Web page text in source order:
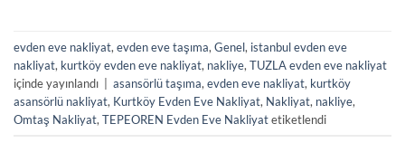
evden eve nakliyat, evden eve taşıma, Genel, istanbul evden eve
nakliyat, kurtköy evden eve nakliyat, nakliye, TUZLA evden eve nakliyat
içinde yayınlandı
asansörlü taşıma, evden eve nakliyat, kurtköy
asansörlü nakliyat, Kurtköy Evden Eve Nakliyat, Nakliyat, nakliye,
Omtaş Nakliyat, TEPEOREN Evden Eve Nakliyatetiketlendi